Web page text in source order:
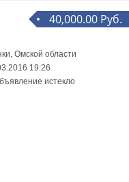
40,000.00 Руб.
Омской области
19:26
истекло